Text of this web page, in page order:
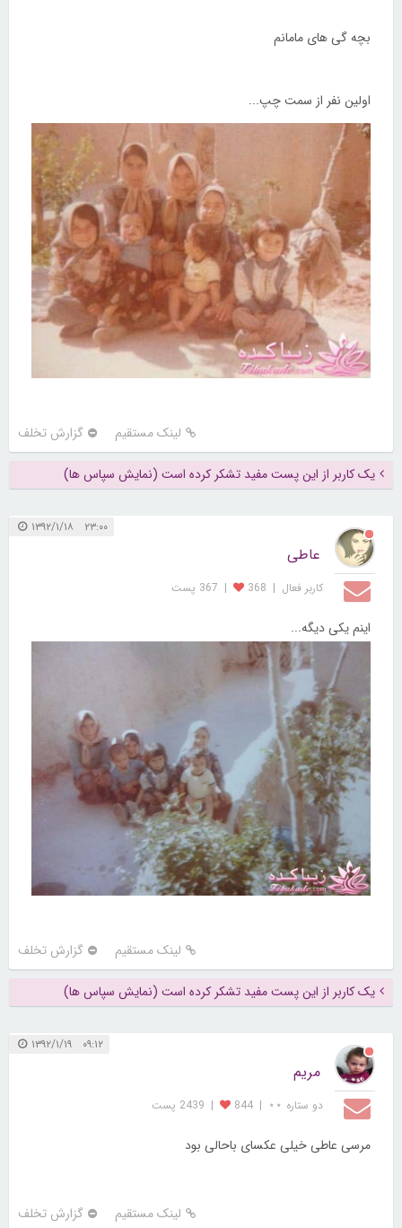
بچه گی های مامانم
اولین نفر از سمت چپ...
لینک مستقیم گزارش تخلف
یک کاربر از این پست مفید تشکر کرده است (نمایش سپاس ها)
۲۳:۰۰ ۱۳۹۲/۱/۱۸
عاطی
کاربر فعال |
368
| 367 پست
اینم یکی دیگه...
لینک مستقیم گزارش تخلف
یک کاربر از این پست مفید تشکر کرده است (نمایش سپاس ها)
۰۹:۱۲ ۱۳۹۲/۱/۱۹
مریم
دو ستاره ⋆⋆ |
844
| 2439 پست
مرسی عاطی خیلی عکسای باحالی بود
لینک مستقیم گزارش تخلف